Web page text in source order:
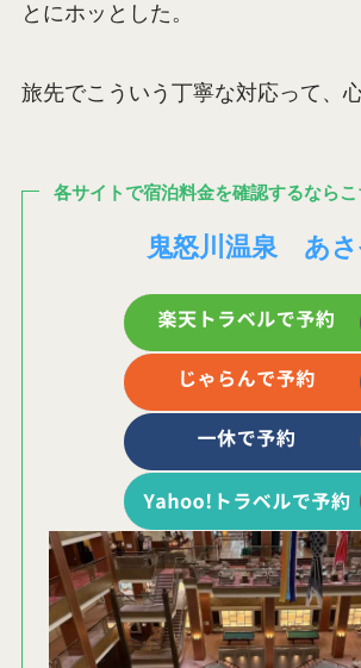
とにホッとした。
旅先でこういう丁寧な対応って、
各サイトで宿泊料金を確認するなら
鬼怒川温泉 あ